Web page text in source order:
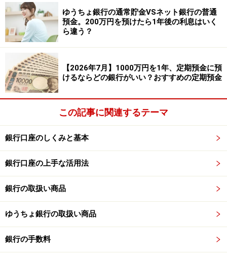
金利：0.80％
預入期間：3カ月
預入金額：10万円以上（1円単位）
※満期後は「うどんスーパー定期預金」に商品が変更さ
れる。
新たに口座開設する方限定のキャンペーン
また、新規口座開設者限定で、下記のような高金利キャ
ンペーンも実施されています。
期預金」
金利：1.40％
預入期間：3カ月
預入金額：100万円以上1000万円以下（1円単位）
ゆうちょ銀行の通常貯金VSネット銀行の普通
預金。200万円を預けたら1年後の利息はいく
ら違う？
【2026年7月】1000万円を1年、定期預金に預
けるならどの銀行がいい？おすすめの定期預金
この記事に関連するテーマ
銀行口座のしくみと基本
銀行口座の上手な活用法
銀行の取扱い商品
ゆうちょ銀行の取扱い商品
銀行の手数料